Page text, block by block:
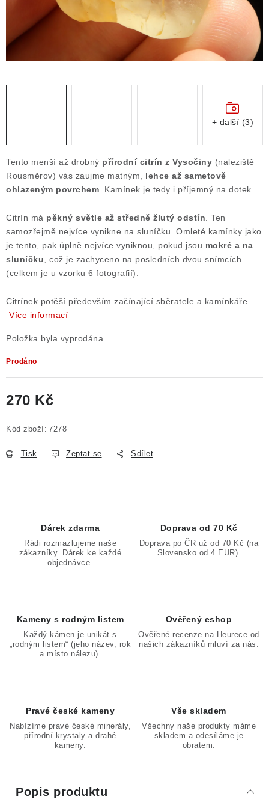
Obchodní podmínky
Podmínky ochrany osobních údajů
Poučení o právu na odstoupení od smlouvy
Puncovní značky
Výkup minerálů a drahých kamenů
Kontakt
Tento menší až drobný přírodní citrín z Vysočiny (naleziště
Rousměrov) vás zaujme matným, lehce až sametově
ohlazeným povrchem . Kamínek je tedy i příjemný na dotek.
Citrín má pěkný světle až středně žlutý odstín . Ten
samozřejmě nejvíce vynikne na sluníčku. Omleté kamínky jako
je tento, pak úplně nejvíce vyniknou, pokud jsou mokré a na
sluníčku , což je zachyceno na posledních dvou snímcích
(celkem je u vzorku 6 fotografií).
Citrínek potěší především začínající sběratele a kamínkáře.
Více informací
Položka byla vyprodána…
Prodáno
270 Kč
Kód zboží: 7278
Tisk Zeptat se Sdílet
+ další (3)
Dárek zdarma
Rádi rozmazlujeme naše
zákazníky. Dárek ke každé
objednávce.
Doprava od 70 Kč
Doprava po ČR už od 70 Kč (na
Slovensko od 4 EUR).
Kameny s rodným listem
Každý kámen je unikát s
„rodným listem“ (jeho název, rok
a místo nálezu).
Ověřený eshop
Ověřené recenze na Heurece od
našich zákazníků mluví za nás.
Pravé české kameny
Nabízíme pravé české minerály,
přírodní krystaly a drahé
kameny.
Vše skladem
Všechny naše produkty máme
skladem a odesíláme je
obratem.
Popis produktu